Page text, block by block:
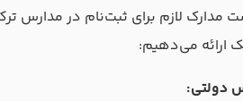
مدارک لازم برای ثبت‌نام در مدارس
ارائه می‌دهیم:
دولتی: